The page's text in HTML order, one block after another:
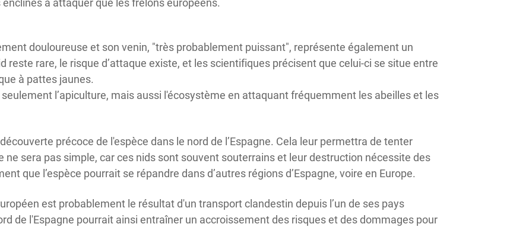
à attaquer que les frelons européens.
douloureuse et son venin, "très probablement puissant", représente également un
reste rare, le risque d’attaque existe, et les scientifiques précisent que celui-ci se situe entre
à pattes jaunes.
l’apiculture, mais aussi l'écosystème en attaquant fréquemment les abeilles et les
précoce de l'espèce dans le nord de l’Espagne. Cela leur permettra de tenter
ne sera pas simple, car ces nids sont souvent souterrains et leur destruction nécessite des
que l’espèce pourrait se répandre dans d’autres régions d’Espagne, voire en Europe.
est probablement le résultat d'un transport clandestin depuis l’un de ses pays
de l'Espagne pourrait ainsi entraîner un accroissement des risques et des dommages pour